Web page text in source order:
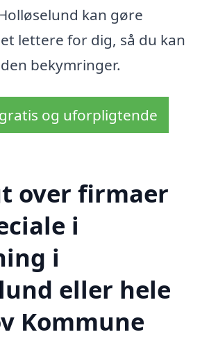
kan gøre
lettere for dig, så du kan
bekymringer.
og uforpligtende
over firmaer
i
i
eller hele
Kommune